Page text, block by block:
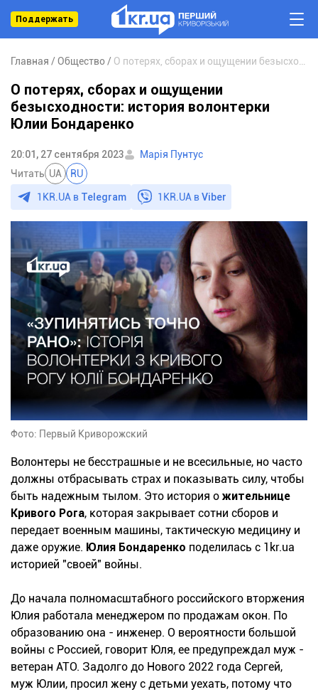
Поддержать
Главная Общество
О потерях, сборах и ощущении
безысходности: история волонтерки
Юлии Бондаренко
20:01, 27 сентября 2023
Марія Пунтус
Читать UA RU
1KR.UA в Telegram 1KR.UA вViber
Фото: Первый Криворожский
Волонтеры не бесстрашные и не всесильные, но часто
должны отбрасывать страх и показывать силу, чтобы
быть надежным тылом. Это история о жительнице
Кривого Рога, которая закрывает сотни сборов и
передает военным машины, тактическую медицину и
даже оружие. Юлия Бондаренко поделилась с 1kr.ua
историей "своей" войны.
До начала полномасштабного российского вторжения
Юлия работала менеджером по продажам окон. По
образованию она - инженер. О вероятности большой
войны с Россией, говорит Юля, ее предупреждал муж -
ветеран АТО. Задолго до Нового 2022 года Сергей,
муж Юлии, просил жену с детьми уехать, потому что